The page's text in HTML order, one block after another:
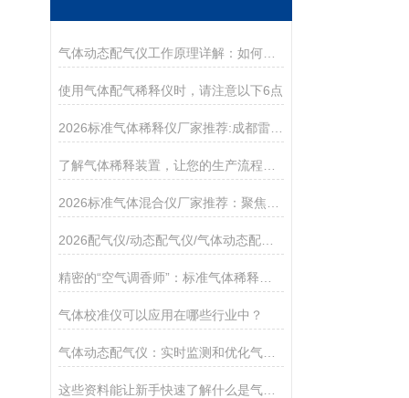
气体动态配气仪工作原理详解：如何实现精准气体浓度配制？
使用气体配气稀释仪时，请注意以下6点
2026配气仪/动态配气仪/气体动态配气仪/标准气体配气仪厂家推荐
气体校准仪可以应用在哪些行业中？
气体动态配气仪：实时监测和优化气体流动的关键工具
这些资料能让新手快速了解什么是气体稀释仪！